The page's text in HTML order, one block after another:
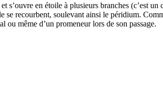
s’ouvre en étoile à plusieurs branches (c’est
recourbent, soulevant ainsi le péridium.
ou même d’un promeneur lors de son passage.